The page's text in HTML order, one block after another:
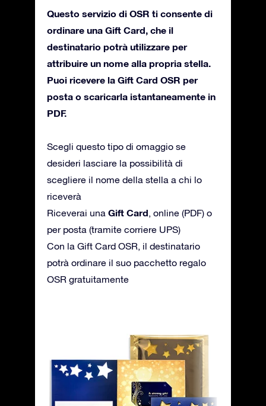
Questo servizio di OSR ti consente di
ordinare una Gift Card, che il
destinatario potrà utilizzare per
attribuire un nome alla propria stella.
Puoi ricevere la Gift Card OSR per
posta o scaricarla istantaneamente in
PDF.
Scegli questo tipo di omaggio se
desideri lasciare la possibilità di
scegliere il nome della stella a chi lo
riceverà
Riceverai una Gift Card, online (PDF) o
per posta (tramite corriere UPS)
Con la Gift Card OSR, il destinatario
potrà ordinare il suo pacchetto regalo
OSR gratuitamente